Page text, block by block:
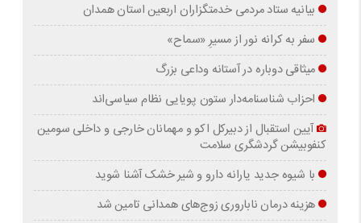
بیانیه ستاد مردمی خدمتگزاران اربعین استان همدان
سفر به کرانه‌ نور از مسیرِ «سماح»
میثاقی دوباره در آستانه‌ وداعی بزرگ
احزاب شناسنامه‌دار ستون پویایی نظام سیاسی‌اند
آیین استقبال از دبیرکل اکو و مهمانان خارجی و داخلی سومین
کنفوبیشن گردشگری سلامت
با شیوه جدید یارانه دارو و شیر خشک آشنا شوید
هزینه درمان ناباروری زوج‌های همدانی تامین شد